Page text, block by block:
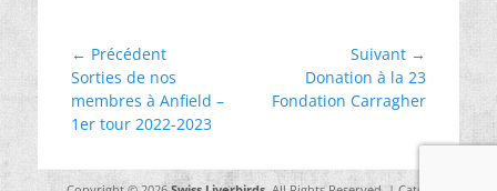
Navigation
de
l’article
← Précédent
Article
précédent :
Sorties de nos
membres à Anfield –
1er tour 2022-2023
Suivant →
suivant :
Donation à la 23
Fondation Carragher